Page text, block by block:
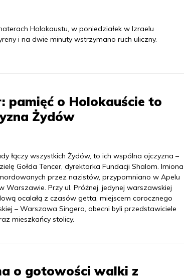
Holokaustu, w poniedziałek w Izraelu
i na dwie minuty wstrzymano ruch uliczny.
pamięć o Holokauście to
Żydów
łączy wszystkich Żydów, to ich wspólna ojczyzna –
Gołda Tencer, dyrektorka Fundacji Shalom. Imiona
przez nazistów, przypomniano w Apelu
Warszawie. Przy ul. Próżnej, jedynej warszawskiej
ocalałą z czasów getta, miejscem corocznego
– Warszawa Singera, obecni byli przedstawiciele
mieszkańcy stolicy.
o gotowości walki z